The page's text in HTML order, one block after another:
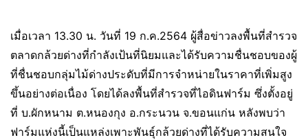
เมื่อเวลา 13.30 น. วันที่ 19 ก.ค.2564 ผู้สื่อข่าวลงพื้นที่สำรวจ
ตลาดกล้วยด่างที่กำลังเป้นที่นิยมและได้รับความชื่นชอบของผู้
ที่ชื่นชอบกลุ่มไม้ด่างประดับที่มีการจำหน่ายในราคาที่เพิ่มสูง
ขึ้นอย่างต่อเนื่อง โดยได้ลงพื้นที่สำรวจที่ไอดินฟาร์ม ซึ่งตั้งอยู่
ที่ บ.ผักหนาม ต.หนองกุง อ.กระนวน จ.ขอนแก่น หลังพบว่า
ฟาร์มแห่งนี้เป็นแหล่งเพาะพันธุ์กล้วยด่างที่ได้รับความสนใจ